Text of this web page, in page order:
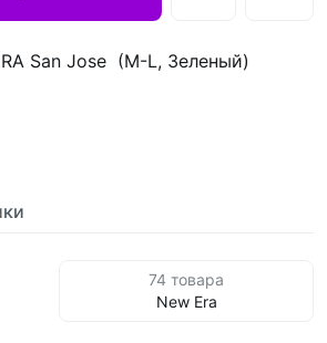
San Jose (M-L, Зеленый)
74 товара
New Era